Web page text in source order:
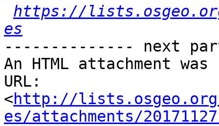
https://
es
-------------- next
An HTML attachment
URL:
<http://
es/attachments/